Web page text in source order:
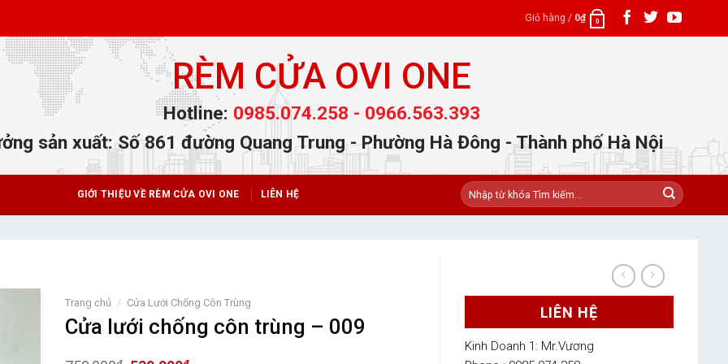
Giỏ hàng / 0₫ 0
RÈM CỬA OVI ONE
Hotline: 0985.074.258 - 0966.563.393
sản xuất: Số 861 đường Quang Trung - Phường Hà Đông - Thành phố Hà Nội
GIỚI THIỆU VỀ RÈM CỬA OVI ONE LIÊN HỆ
Tìm
kiếm:
LIÊN HỆ
Kinh Doanh 1: Mr.Vương
Trang chủ / Cửa Lưới Chống Côn Trùng
Cửa lưới chống côn trùng – 009